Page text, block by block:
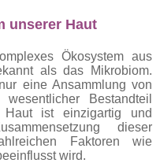
unserer Haut
Ökosystem aus
als das Mikrobiom.
eine Ansammlung von
Bestandteil
Haut ist einzigartig und
dieser
Faktoren wie
wird.